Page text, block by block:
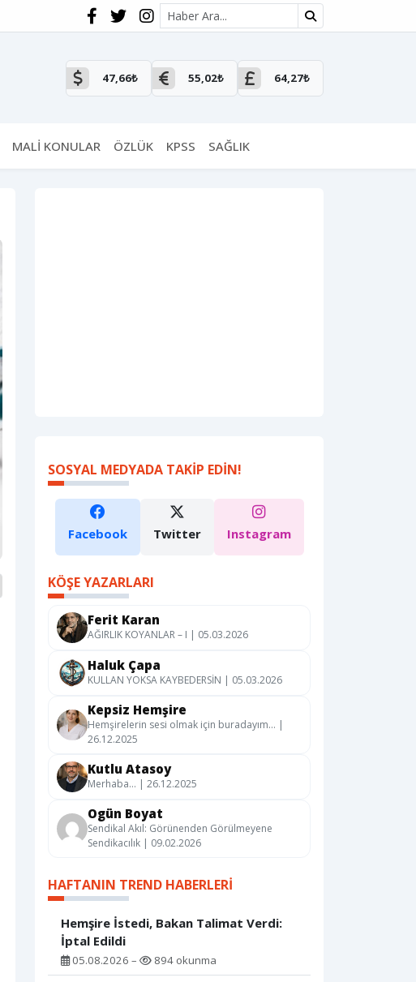
Site içi arama
47,66₺ 55,02₺ 64,27₺
MALİ KONULAR ÖZLÜK KPSS SAĞLIK
SOSYAL MEDYADA TAKIP EDIN!
Facebook Twitter Instagram
KÖŞE YAZARLARI
Ferit Karan
AĞIRLIK KOYANLAR – I | 05.03.2026
Haluk Çapa
KULLAN YOKSA KAYBEDERSİN | 05.03.2026
Kepsiz Hemşire
Hemşirelerin sesi olmak için buradayım… |
26.12.2025
Kutlu Atasoy
Merhaba… | 26.12.2025
Ogün Boyat
Sendikal Akıl: Görünenden Görülmeyene
Sendikacılık | 09.02.2026
HAFTANIN TREND HABERLERI
Hemşire İstedi, Bakan Talimat Verdi:
İptal Edildi
05.08.2026 – 894 okunma